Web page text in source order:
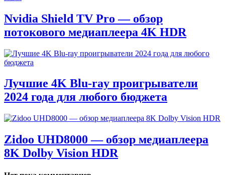
Nvidia Shield TV Pro — обзор
потокового медиаплеера 4K HDR
Лучшие 4K Blu-ray проигрыватели
2024 года для любого бюджета
Zidoo UHD8000 — обзор медиаплеера
8K Dolby Vision HDR